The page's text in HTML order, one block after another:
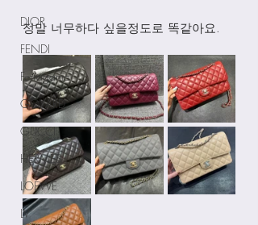
DIOR
FENDI
Ferragamo
GOYARD
GUCCI
HERMES
LOEWE
LV
정말 너무하다 싶을정도로 똑같아요.